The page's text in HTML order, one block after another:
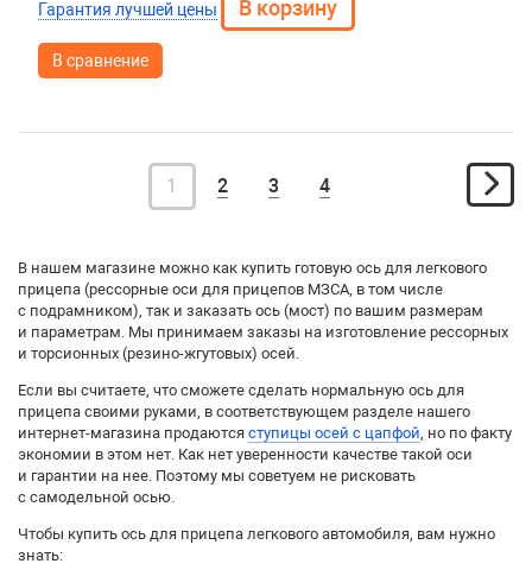
Гарантия лучшей цены
В сравнение
1 2 3 4
В нашем магазине можно как купить готовую ось для легкового
прицепа (рессорные оси для прицепов МЗСА, в том числе
с подрамником), так и заказать ось (мост) по вашим размерам
и параметрам. Мы принимаем заказы на изготовление рессорных
и торсионных (резино-жгутовых) осей.
Если вы считаете, что сможете сделать нормальную ось для
прицепа своими руками, в соответствующем разделе нашего
интернет-магазина продаются ступицы осей с цапфой, но по факту
экономии в этом нет. Как нет уверенности качестве такой оси
и гарантии на нее. Поэтому мы советуем не рисковать
с самодельной осью.
Чтобы купить ось для прицепа легкового автомобиля, вам нужно
знать: